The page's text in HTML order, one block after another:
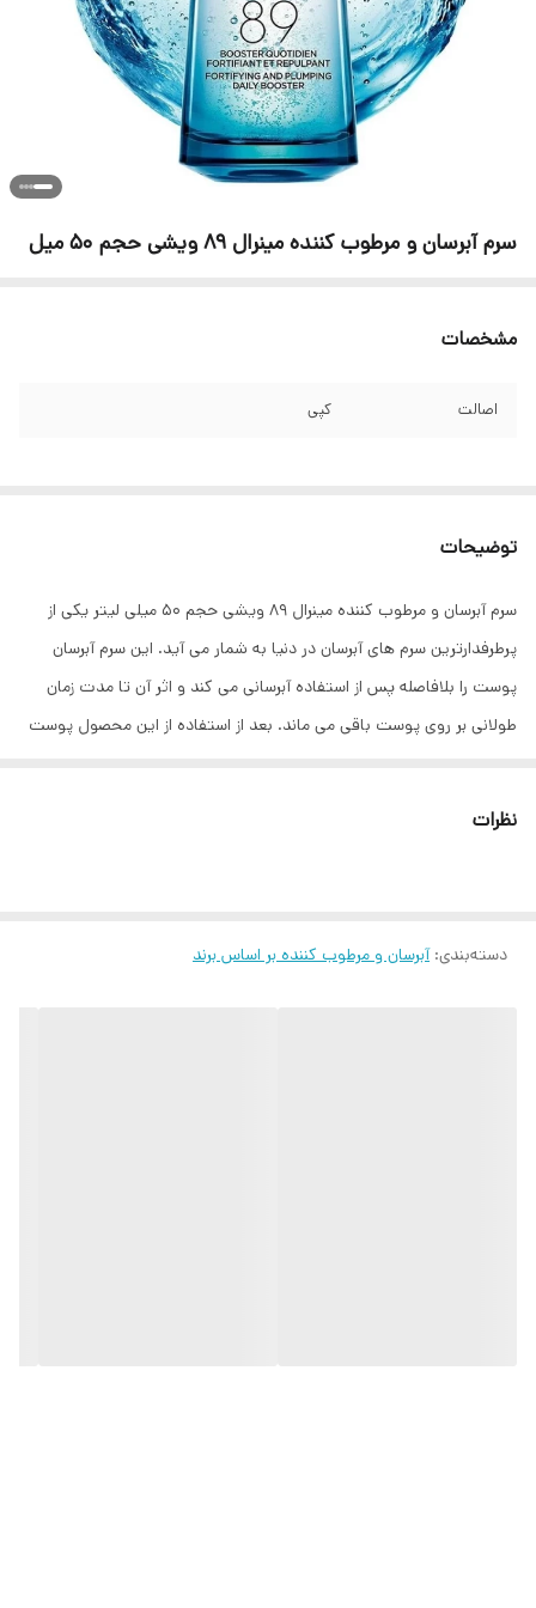
سرم آبرسان و مرطوب کننده مینرال 89 ویشی حجم 50 میل
مشخصات
اصالت کپی
توضیحات
سرم آبرسان و مرطوب کننده مینرال 89 ویشی حجم 50 میلی لیتر یکی از
پرطرفدارترین سرم های آبرسان در دنیا به شمار می آید. این سرم آبرسان
پوست را بلافاصله پس از استفاده آبرسانی می کند و اثر آن تا مدت زمان
طولانی بر روی پوست باقی می ماند. بعد از استفاده از این محصول پوست
نظرات
دسته‌بندی:آبرسان و مرطوب کننده بر اساس برند